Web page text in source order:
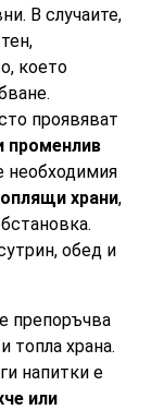
В случаите,
което
проявяват
променлив
необходимия
храни,
обед и
препоръчва
топла храна.
напитки е
или